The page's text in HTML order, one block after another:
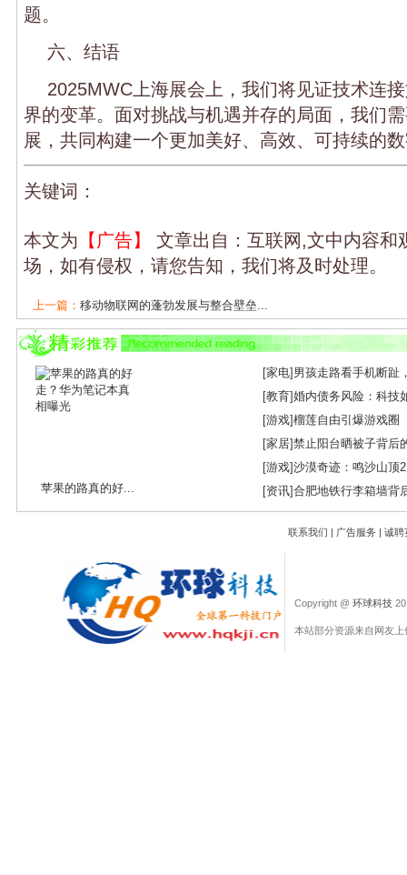
题。
六、结语
2025MWC上海展会上，我们将见证技术连
界的变革。面对挑战与机遇并存的局面，我们
展，共同构建一个更加美好、高效、可持续的
关键词：
本文为 【广告】
文章出自：互联网,文中内容和
场，如有侵权，请您告知，我们将及时处理。
上一篇： 移动物联网的蓬勃发展与整合壁垒...
下一篇：骁龙Ride技术引领汽车行业新变革
苹果的路真的好...
[家电] 男孩走路看手机断趾
[教育]婚内债务风险：科技
[游戏]榴莲自由引爆游戏圈
[家居]禁止阳台晒被子背后
[游戏]沙漠奇迹：鸣沙山顶
[资讯]合肥地铁行李箱墙背
联系我们 | 广告服务 | 诚聘
Copyright @ 环球科技
本站部分资源来自网友